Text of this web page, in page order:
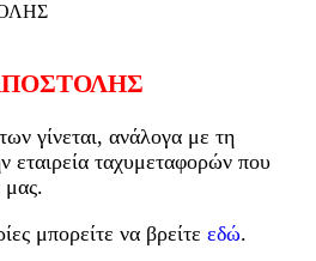
γίνεται, ανάλογα με τη
εταιρεία ταχυμεταφορών που
μας.
μπορείτε να βρείτε εδώ.